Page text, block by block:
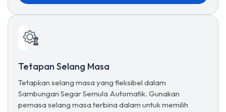
Tetapan Selang Masa
Tetapkan selang masa yang fleksibel dalam
Sambungan Segar Semula Automatik. Gunakan
pemasa selang masa terbina dalam untuk memilih